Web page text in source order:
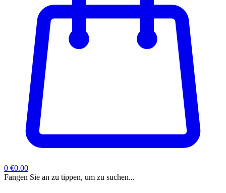
0 €0.00
Fangen Sie an zu tippen, um zu suchen...